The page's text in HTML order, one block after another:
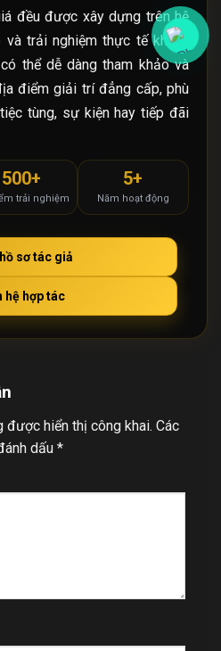
đều được xây dựng trên hệ
trải nghiệm thực tế khách
thể dễ dàng tham khảo và
điểm giải trí đẳng cấp, phù
tùng, sự kiện hay tiếp đãi
500+
trải nghiệm
5+
Năm hoạt động
sơ tác giả
hệ hợp tác
được hiển thị công khai. Các
dấu *